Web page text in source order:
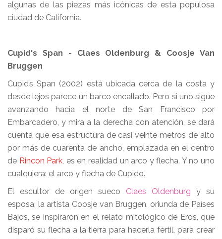
algunas de las piezas más icónicas de esta populosa
ciudad de California.
Cupid's Span - Claes Oldenburg & Coosje Van
Bruggen
Cupid’s Span (2002) está ubicada cerca de la costa y
desde lejos parece un barco encallado. Pero si uno sigue
avanzando hacia el norte de San Francisco por
Embarcadero, y mira a la derecha con atención, se dará
cuenta que esa estructura de casi veinte metros de alto
por más de cuarenta de ancho, emplazada en el centro
de Rincon Park, es en realidad un arco y flecha. Y no uno
cualquiera: el arco y flecha de Cupido.
El escultor de origen sueco Claes Oldenburg y su
esposa, la artista Coosje van Bruggen, oriunda de Países
Bajos, se inspiraron en el relato mitológico de Eros, que
disparó su flecha a la tierra para hacerla fértil, para crear